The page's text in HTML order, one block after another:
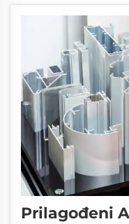
inovativne
Prilagođeni